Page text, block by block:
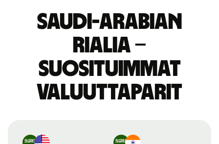
Saudi-Arabian
rialia –
suosituimmat
valuuttaparit